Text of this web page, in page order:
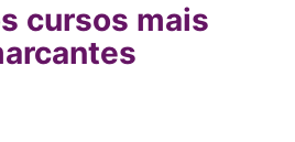
cursos mais